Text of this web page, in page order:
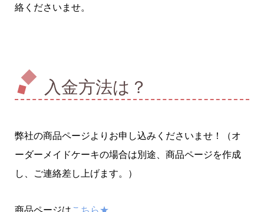
絡くださいませ。
入金方法は？
弊社の商品ページよりお申し込みくださいませ！（オ
ーダーメイドケーキの場合は別途、商品ページを作成
し、ご連絡差し上げます。）